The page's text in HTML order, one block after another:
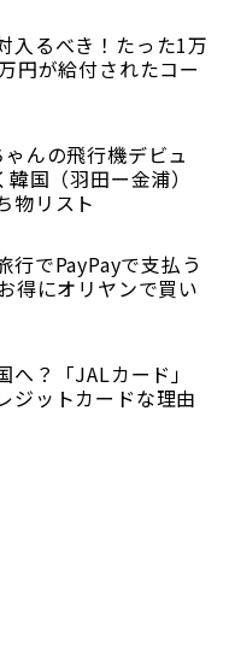
入るべき！たった1万
円が給付されたコー
ゃんの飛行機デビュ
国（羽田ー金浦）
物リスト
行でPayPayで支払う
得にオリヤンで買い
へ？「JALカード」
ジットカードな理由